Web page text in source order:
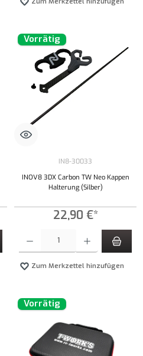
Vorrätig
IN8-30033
INOV8 3DX Carbon TW Neo Kappen
Halterung (Silber)
22,90 €*
Zum Merkzettel hinzufügen
Vorrätig